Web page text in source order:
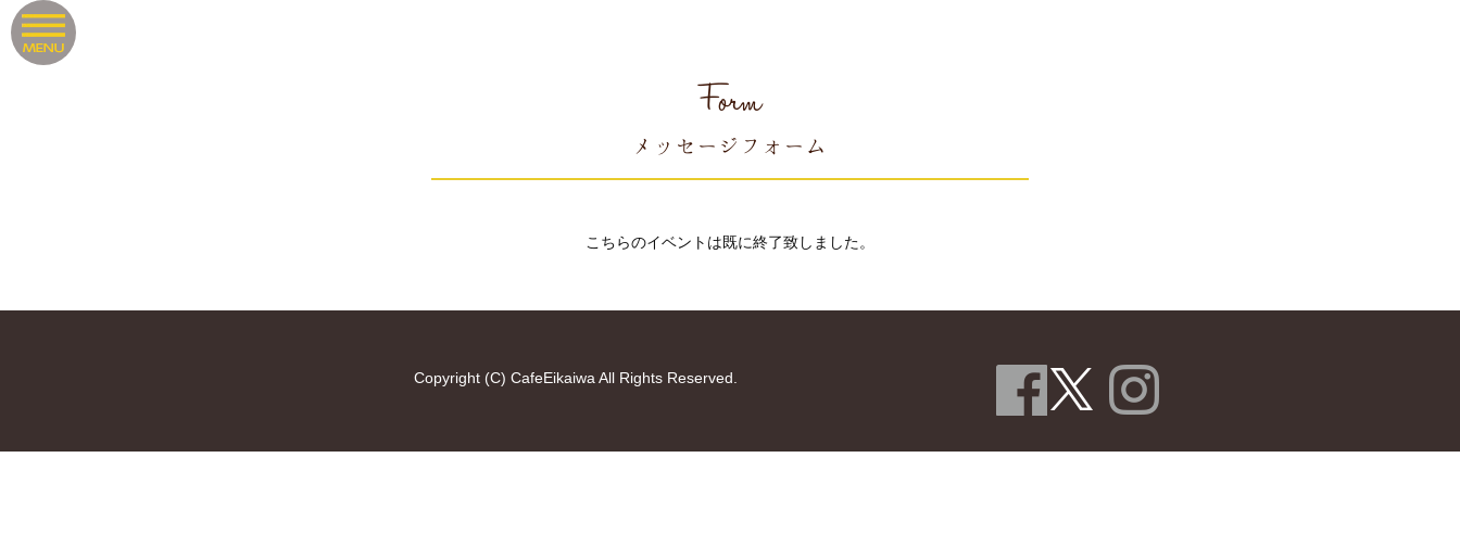
Form
メッセージフォーム
こちらのイベントは既に終了致しました。
Copyright (C) CafeEikaiwa All Rights Reserved.